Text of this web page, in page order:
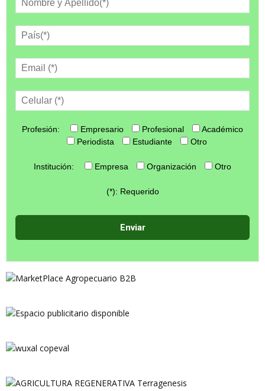
Profesión: Empresario Profesional
Académico
Periodista
Estudiante Otro
Institución: Empresa Organización Otro
(*): Requerido